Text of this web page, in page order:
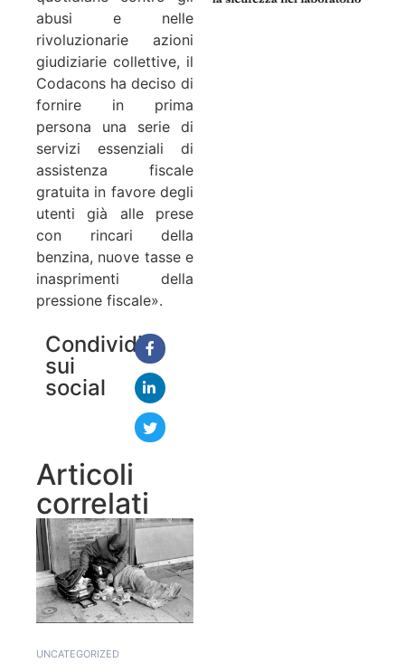
abusi e nelle
rivoluzionarie azioni
giudiziarie collettive, il
Codacons ha deciso di
fornire in prima
persona una serie di
servizi essenziali di
assistenza fiscale
gratuita in favore degli
utenti già alle prese
con rincari della
benzina, nuove tasse e
inasprimenti della
pressione fiscale».
Condividi
sui
social
Articoli
correlati
UNCATEGORIZED